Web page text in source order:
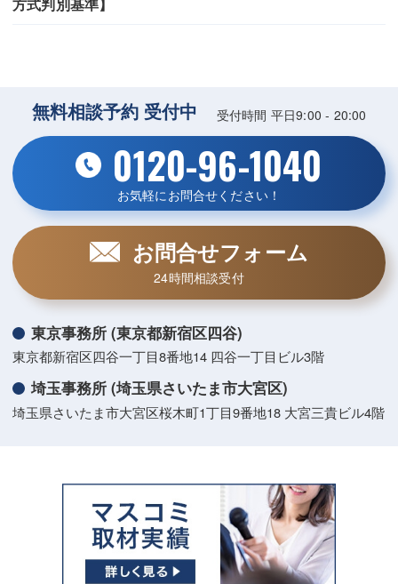
無料相談予約 受付中 受付時間 平日9:00 - 20:00
0120-96-1040
お気軽にお問合せください！
お問合せフォーム
24時間相談受付
東京事務所 (東京都新宿区四谷)
東京都新宿区四谷一丁目8番地14 四谷一丁目ビル3階
埼玉事務所 (埼玉県さいたま市大宮区)
埼玉県さいたま市大宮区桜木町1丁目9番地18 大宮三貴ビル4階